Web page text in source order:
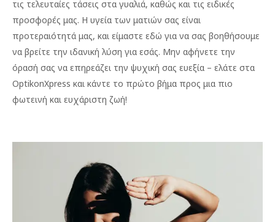
τις τελευταίες τάσεις στα γυαλιά, καθώς και τις ειδικές
προσφορές μας. Η υγεία των ματιών σας είναι
προτεραιότητά μας, και είμαστε εδώ για να σας βοηθήσουμε
να βρείτε την ιδανική λύση για εσάς. Μην αφήνετε την
όρασή σας να επηρεάζει την ψυχική σας ευεξία – ελάτε στα
OptikonXpress και κάντε το πρώτο βήμα προς μια πιο
φωτεινή και ευχάριστη ζωή!